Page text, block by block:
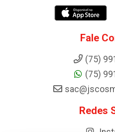
Fale
(75)
(75)
Redes